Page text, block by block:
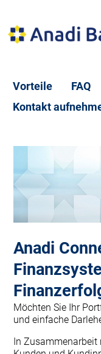
Vorteile FAQ
Kontakt
Anadi
Möchten Sie Ihr
und einfache
In Zusammenarbeit